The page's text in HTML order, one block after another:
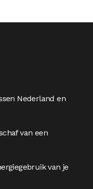
Nederland en
van een
van je